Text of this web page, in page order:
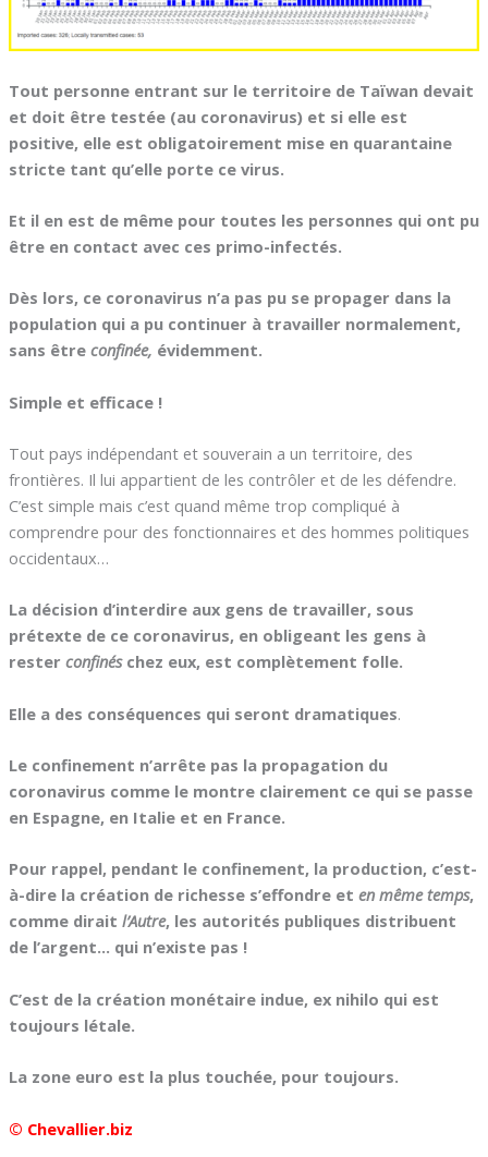
Tout personne entrant sur le territoire de Taïwan devait
et doit être testée (au coronavirus) et si elle est
positive, elle est obligatoirement mise en quarantaine
stricte tant qu’elle porte ce virus.
Et il en est de même pour toutes les personnes qui ont pu
être en contact avec ces primo-infectés.
Dès lors, ce coronavirus n’a pas pu se propager dans la
population qui a pu continuer à travailler normalement,
sans être confinée, évidemment.
Simple et efficace !
Tout pays indépendant et souverain a un territoire, des
frontières. Il lui appartient de les contrôler et de les défendre.
C’est simple mais c’est quand même trop compliqué à
comprendre pour des fonctionnaires et des hommes politiques
occidentaux…
La décision d’interdire aux gens de travailler, sous
prétexte de ce coronavirus, en obligeant les gens à
rester confinéschez eux, est complètement folle.
Elle a des conséquences qui seront dramatiques.
Le confinement n’arrête pas la propagation du
coronavirus comme le montre clairement ce qui se passe
en Espagne, en Italie et en France.
Pour rappel, pendant le confinement, la production, c’est-
à-dire la création de richesse s’effondre et en même temps,
comme dirait l’Autre, les autorités publiques distribuent
de l’argent… qui n’existe pas !
C’est de la création monétaire indue, ex nihilo qui est
toujours létale.
La zone euro est la plus touchée, pour toujours.
© Chevallier.biz